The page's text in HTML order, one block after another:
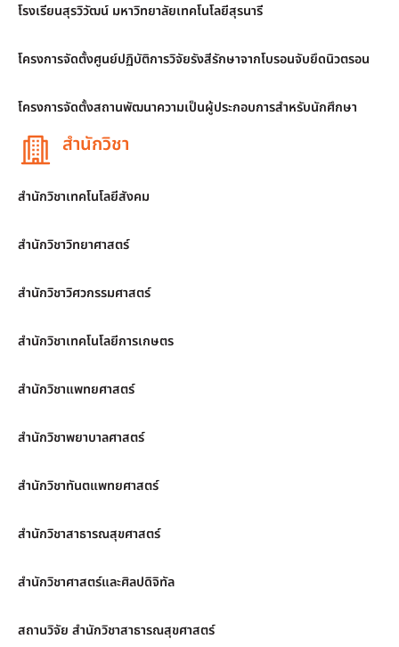
โรงเรียนสุรวิวัฒน์ มหาวิทยาลัยเทคโนโลยีสุรนารี
โครงการจัดตั้งศูนย์ปฏิบัติการวิจัยรังสีรักษาจากโบรอนจับยึดนิวตรอน
โครงการจัดตั้งสถานพัฒนาความเป็นผู้ประกอบการสำหรับนักศึกษา
สำนักวิชา
สำนักวิชาเทคโนโลยีสังคม
สำนักวิชาวิทยาศาสตร์
สำนักวิชาวิศวกรรมศาสตร์
สำนักวิชาเทคโนโลยีการเกษตร
สำนักวิชาแพทยศาสตร์
สำนักวิชาพยาบาลศาสตร์
สำนักวิชาทันตแพทยศาสตร์
สำนักวิชาสาธารณสุขศาสตร์
สำนักวิชาศาสตร์และศิลปดิจิทัล
สถานวิจัย สำนักวิชาสาธารณสุขศาสตร์